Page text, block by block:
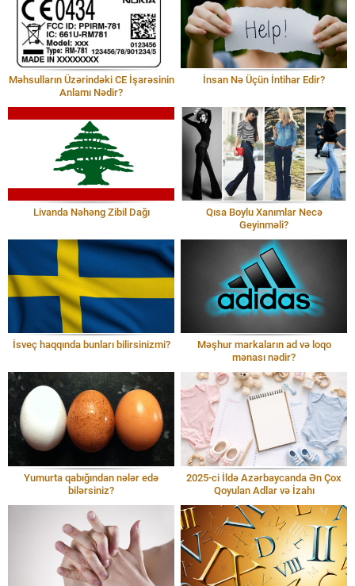
Məhsulların Üzərindəki CE İşarəsinin
Anlamı Nədir?
İnsan Nə Üçün İntihar Edir?
Livanda Nəhəng Zibil Dağı
Qısa Boylu Xanımlar Necə
Geyinməli?
İsveç haqqında bunları bilirsinizmi?
Məşhur markaların ad və loqo
mənası nədir?
Yumurta qabığından nələr edə
bilərsiniz?
2025-ci İldə Azərbaycanda Ən Çox
Qoyulan Adlar və İzahı